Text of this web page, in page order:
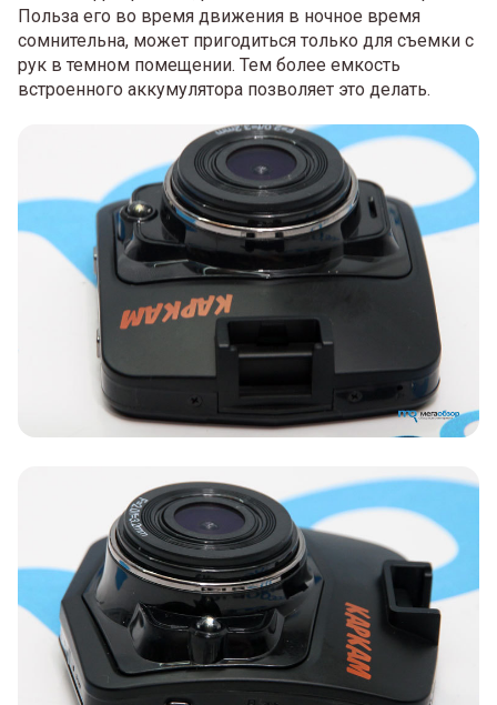
Польза его во время движения в ночное время
сомнительна, может пригодиться только для съемки с
рук в темном помещении. Тем более емкость
встроенного аккумулятора позволяет это делать.